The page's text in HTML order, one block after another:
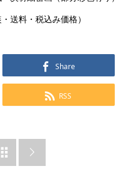
・税込み価格）
Share
RSS
